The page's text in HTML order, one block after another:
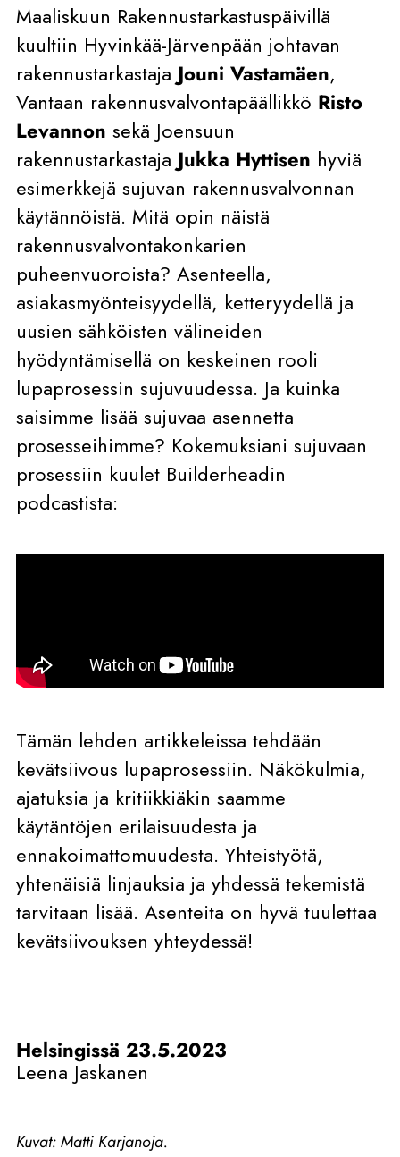
Maaliskuun Rakennustarkastuspäivillä
kuultiin Hyvinkää-Järvenpään johtavan
rakennustarkastaja Jouni Vastamäen,
Vantaan rakennusvalvontapäällikkö Risto
Levannon sekä Joensuun
rakennustarkastaja Jukka Hyttisen hyviä
esimerkkejä sujuvan rakennusvalvonnan
käytännöistä. Mitä opin näistä
rakennusvalvontakonkarien
puheenvuoroista? Asenteella,
asiakasmyönteisyydellä, ketteryydellä ja
uusien sähköisten välineiden
hyödyntämisellä on keskeinen rooli
lupaprosessin sujuvuudessa. Ja kuinka
saisimme lisää sujuvaa asennetta
prosesseihimme? Kokemuksiani sujuvaan
prosessiin kuulet Builderheadin
podcastista:
Tämän lehden artikkeleissa tehdään
kevätsiivous lupaprosessiin. Näkökulmia,
ajatuksia ja kritiikkiäkin saamme
käytäntöjen erilaisuudesta ja
ennakoimattomuudesta. Yhteistyötä,
yhtenäisiä linjauksia ja yhdessä tekemistä
tarvitaan lisää. Asenteita on hyvä tuulettaa
kevätsiivouksen yhteydessä!
Helsingissä 23.5.2023
Leena Jaskanen
Kuvat: Matti Karjanoja.